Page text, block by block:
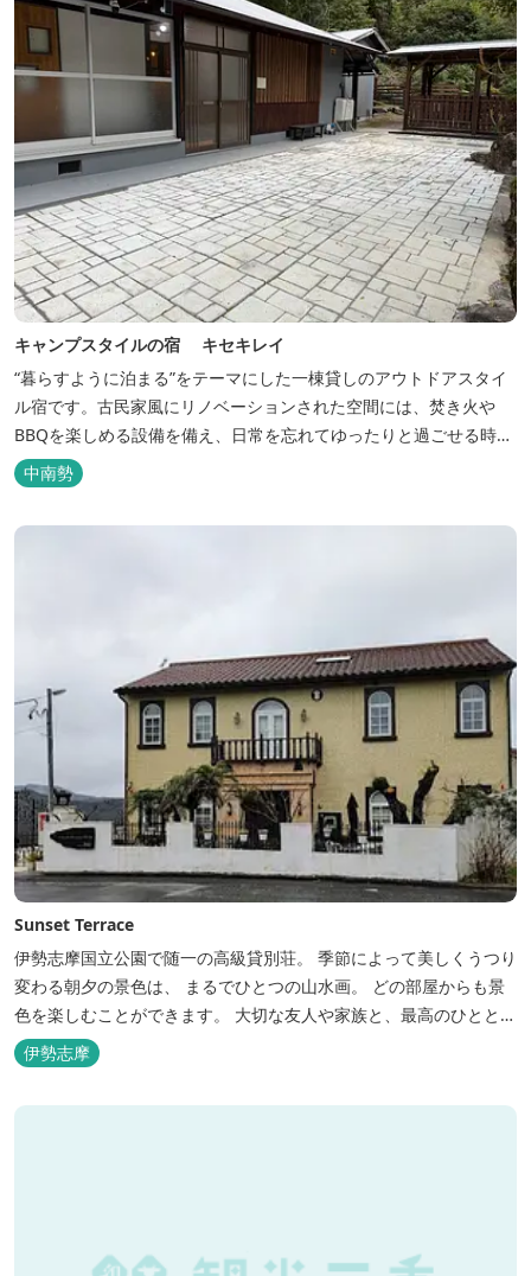
キャンプスタイルの宿 キセキレイ
“暮らすように泊まる”をテーマにした一棟貸しのアウトドアスタイ
ル宿です。古民家風にリノベーションされた空間には、焚き火や
BBQを楽しめる設備を備え、日常を忘れてゆったりと過ごせる時間
が広がります。ペット同伴も可能で、愛犬と一緒に自然を満喫でき
るのも魅力です。 【営業時間】 チェックイン 15：00（早めのチ
ェックインご希望は予約時に要相談） チェックアウト 9：00
中南勢
Sunset Terrace
伊勢志摩国立公園で随一の高級貸別荘。 季節によって美しくうつり
変わる朝夕の景色は、 まるでひとつの山水画。 どの部屋からも景
色を楽しむことができます。 大切な友人や家族と、最高のひととき
を。 1日1組限定とさせていただいております。 完全にプライベー
トでご利用いただけます。
伊勢志摩